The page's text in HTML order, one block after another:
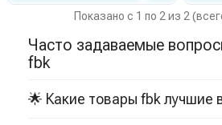
Показано с 1 по 2 из 2
Часто задаваемые
fbk
🌟 Какие товары fbk лучшие